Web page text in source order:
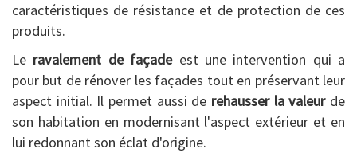
caractéristiques de résistance et de protection de ces
produits.
Le ravalement de façadeest une intervention qui a
pour but de rénover les façades tout en préservant leur
aspect initial. Il permet aussi de rehausser la valeurde
son habitation en modernisant l'aspect extérieur et en
lui redonnant son éclat d'origine.